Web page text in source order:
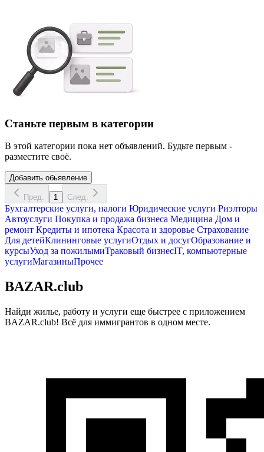
Станьте первым в категории
В этой категории пока нет объявлений. Будьте первым -
разместите своё.
Добавить обьявление
Пред. 1 След.
Бухгалтерские услуги, налоги Юридические услуги Риэлторы
Автоуслуги Покупка и продажа бизнеса Медицина Дом и
ремонт Кредиты и ипотека Красота и здоровье Страхование
Для детейКлининговые услугиОтдых и досугОбразование и
курсыУход за пожилымиТраковый бизнесIT, компьютерные
услугиМагазиныПрочее
BAZAR.club
Найди жилье, работу и услуги еще быстрее с приложением
BAZAR.club! Всё для иммигрантов в одном месте.